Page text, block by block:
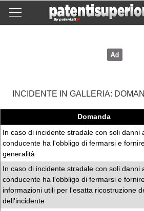
INCIDENTE IN GALLERIA:
Domanda
In caso di incidente stradale con soli danni
conducente ha l'obbligo di fermarsi e
generalità
In caso di incidente stradale con soli danni
conducente ha l'obbligo di fermarsi e
informazioni utili per l'esatta ricostruzione
dell'incidente